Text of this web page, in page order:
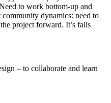
to work bottom-up and
dynamics: need to
project forward. It’s falls
– to collaborate and learn